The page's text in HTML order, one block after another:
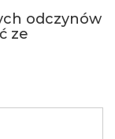
odczynów
ze